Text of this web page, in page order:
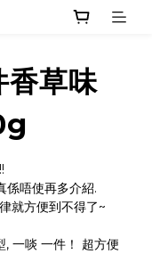
草味
係唔使再多介紹.
就方便到不得了~
一啖 一件！ 超方便